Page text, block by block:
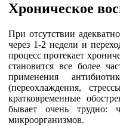
Хроническое
При отсутствии
через 1-2 недели и
процесс протекает
становится все более
применения
(переохлаждения,
кратковременные
бывает очень трудно:
микроорганизмов.